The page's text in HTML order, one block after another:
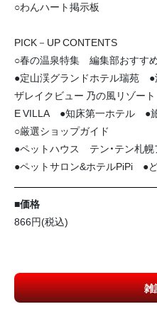
○わんハート掲示板
PICK－UP CONTENTS
○春の温泉特集 編集部おすす
●定山渓グランドホテル瑞苑
ザレイクビュー 乃の風リゾー
E VILLA ●知床第一ホテル ●
○厳選ショップガイド
●ペットハウス テン・テン札
●ペットサロン&ホテルPiPi ●
■価格
866円(税込)
雑